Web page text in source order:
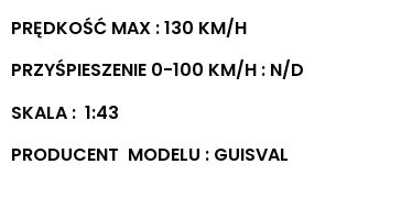
PRĘDKOŚĆ MAX : 130 KM/H
PRZYŚPIESZENIE 0-100 KM/H : N/D
SKALA : 1:43
PRODUCENT MODELU : GUISVAL